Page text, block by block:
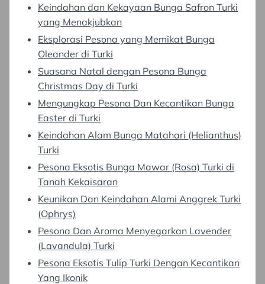
Keindahan dan Kekayaan Bunga Safron Turki
yang Menakjubkan
Eksplorasi Pesona yang Memikat Bunga
Oleander di Turki
Suasana Natal dengan Pesona Bunga
Christmas Day di Turki
Mengungkap Pesona Dan Kecantikan Bunga
Easter di Turki
Keindahan Alam Bunga Matahari (Helianthus)
Turki
Pesona Eksotis Bunga Mawar (Rosa) Turki di
Tanah Kekaisaran
Keunikan Dan Keindahan Alami Anggrek Turki
(Ophrys)
Pesona Dan Aroma Menyegarkan Lavender
(Lavandula) Turki
Pesona Eksotis Tulip Turki Dengan Kecantikan
Yang Ikonik